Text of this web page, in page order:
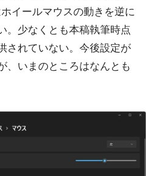
イールマウスの動きを逆に
。少なくとも本稿執筆時点
されていない。今後設定が
、いまのところはなんとも